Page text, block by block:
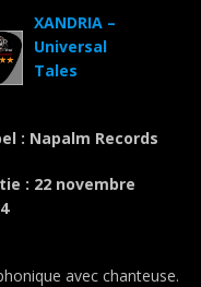
XANDRIA –
Universal
Tales
: Napalm Records
: 22 novembre
avec chanteuse.